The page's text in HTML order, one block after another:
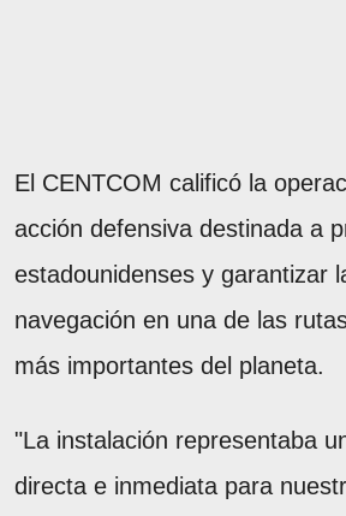
El CENTCOM calificó la
acción defensiva destinada a
estadounidenses y garantizar
navegación en una de las
más importantes del planeta.
"La instalación representaba
directa e inmediata para